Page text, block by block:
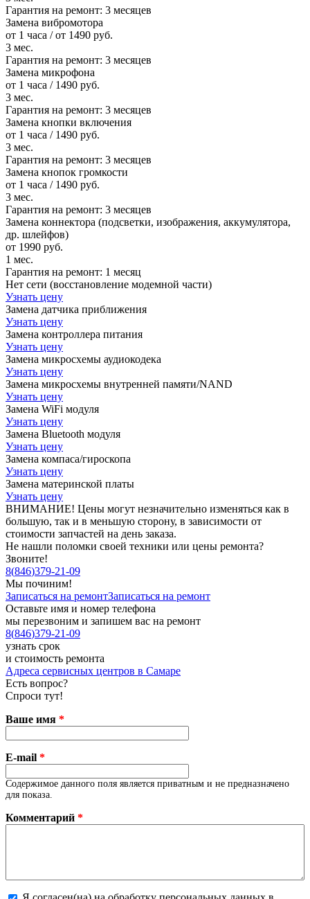
Гарантия на ремонт: 3 месяцев
Замена вибромотора
от 1 часа / от 1490 руб.
3 мес.
Гарантия на ремонт: 3 месяцев
Замена микрофона
от 1 часа / 1490 руб.
3 мес.
Гарантия на ремонт: 3 месяцев
Замена кнопки включения
от 1 часа / 1490 руб.
3 мес.
Гарантия на ремонт: 3 месяцев
Замена кнопок громкости
от 1 часа / 1490 руб.
3 мес.
Гарантия на ремонт: 3 месяцев
Замена коннектора (подсветки, изображения, аккумулятора,
др. шлейфов)
от 1990 руб.
1 мес.
Гарантия на ремонт: 1 месяц
Нет сети (восстановление модемной части)
Узнать цену
Замена датчика приближения
Узнать цену
Замена контроллера питания
Узнать цену
Замена микросхемы аудиокодека
Узнать цену
Замена микросхемы внутренней памяти/NAND
Узнать цену
Замена WiFi модуля
Узнать цену
Замена Bluetooth модуля
Узнать цену
Замена компаса/гироскопа
Узнать цену
Замена материнской платы
Узнать цену
ВНИМАНИЕ! Цены могут незначительно изменяться как в
большую, так и в меньшую сторону, в зависимости от
стоимости запчастей на день заказа.
Не нашли поломки своей техники или цены ремонта?
Звоните!
8(846)379-21-09
Мы починим!
Записаться на ремонтЗаписаться на ремонт
Оставьте имя и номер телефона
мы перезвоним и запишем вас на ремонт
8(846)379-21-09
узнать срок
и стоимость ремонта
Адреса сервисных центров в Самаре
Есть вопрос?
Спроси тут!
Ваше имя *
E-mail *
Содержимое данного поля является приватным и не предназначено
для показа.
Комментарий *